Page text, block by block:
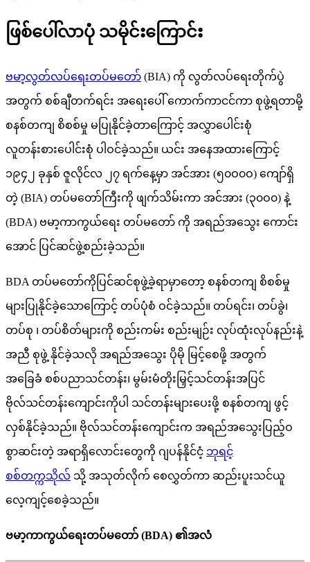
ဖြစ်ပေါ်လာပုံ သမိုင်းကြောင်း
ဗမာ့လွတ်လပ်ရေးတပ်မတော် (BIA) ကို လွတ်လပ်ရေးတိုက်ပွဲ
အတွက် စစ်ချီတက်ရင်း အရေးပေါ် ကောက်ကာငင်ကာ စုဖွဲ့ရတာမို့
စနစ်တကျ စိစစ်မှု မပြုနိုင်ခဲ့တာကြောင့် အလွှာပေါင်းစုံ
လူတန်းစားပေါင်းစုံ ပါဝင်ခဲ့သည်။ ယင်း အနေအထားကြောင့်
၁၉၄၂ ခုနှစ် ဇူလိုင်လ ၂၇ ရက်နေ့မှာ အင်အား (၅၀ဝ၀ဝ) ကျော်ရှိ
တဲ့ (BIA) တပ်မတော်ကြီးကို ဖျက်သိမ်းကာ အင်အား (၃၀ဝ၀) နဲ့
(BDA) ဗမာ့ကာကွယ်ရေး တပ်မတော် ကို အရည်အသွေး ကောင်း
အောင် ပြင်ဆင်ဖွဲ့စည်းခဲ့သည်။
BDA တပ်မတော်ကိုပြင်ဆင်စုဖွဲ့ခဲ့ရာမှာတော့ စနစ်တကျ စိစစ်မှု
များပြုနိုင်ခဲ့သောကြောင့် တပ်ပုံစံ ဝင်ခဲ့သည်။ တပ်ရင်း၊ တပ်ခွဲ၊
တပ်စု ၊ တပ်စိတ်များကို စည်းကမ်း စည်းမျဉ်း လုပ်ထုံးလုပ်နည်းနဲ့
အညီ စုဖွဲ့ နိုင်ခဲ့သလို အရည်အသွေး ပိုမို မြင့်စေဖို့ အတွက်
အခြေခံ စစ်ပညာသင်တန်း၊ မွမ်းမံတိုးမြှင့်သင်တန်းအပြင်
ဗိုလ်သင်တန်းကျောင်းကိုပါ သင်တန်းများပေးဖို့ စနစ်တကျ ဖွင့်
လှစ်နိုင်ခဲ့သည်။ ဗိုလ်သင်တန်းကျောင်းက အရည်အသွေးပြည့်ဝ
စွာဆင်းတဲ့ အရာရှိလောင်းတွေကို ဂျပန်နိုင်ငံ့ ဘုရင့်
စစ်တက္ကသိုလ် သို့ အသုတ်လိုက် စေလွှတ်ကာ ဆည်းပူးသင်ယူ
လေ့ကျင့်စေခဲ့သည်။
ဗမာ့ကာကွယ်ရေးတပ်မတော် (BDA) ၏အလံ